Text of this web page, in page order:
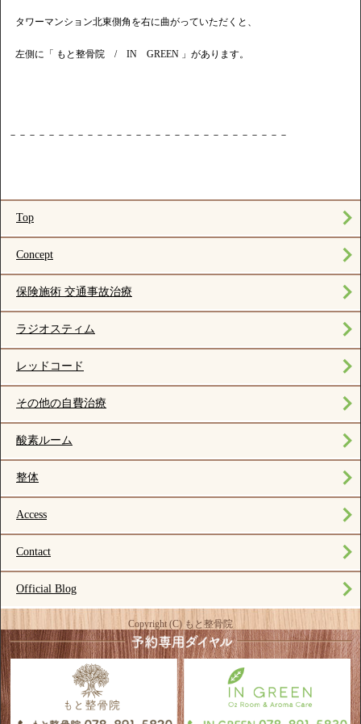
タワーマンション北東側角を右に曲がっていただくと、
左側に「 もと整骨院 / IN GREEN 」があります。
－－－－－－－－－－－－－－－－－－－－－－－－－－－－－
Top
Concept
保険施術 交通事故治療
ラジオスティム
レッドコード
その他の自費治療
酸素ルーム
整体
Access
Contact
Official Blog
Copyright (C) もと整骨院